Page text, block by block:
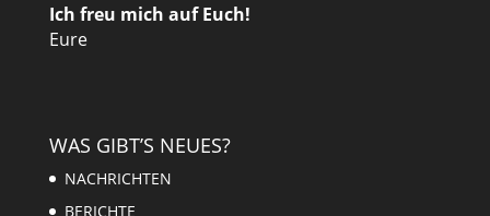
Ich freu mich auf Euch!
Eure
WAS GIBT’S NEUES?
NACHRICHTEN
BERICHTE